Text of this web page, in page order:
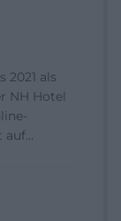
2021 als
NH Hotel
auf